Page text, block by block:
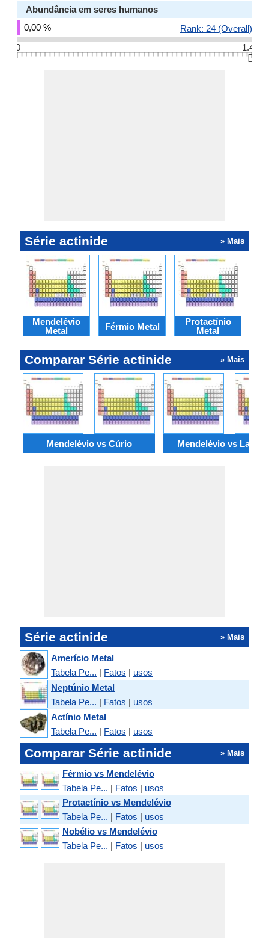
Abundância em seres humanos
0,00 %
Rank: 24 (Overall)
0
1.4
👆🏻
Série actinide » Mais
Mendelévio
Metal
Férmio Metal
Protactínio
Metal
Comparar Série actinide » Mais
Mendelévio vs Cúrio Mendelévio vs
Série actinide » Mais
Amerício Metal
Tabela Pe... | Fatos | usos
Neptúnio Metal
Tabela Pe... | Fatos | usos
Actínio Metal
Tabela Pe... | Fatos | usos
Comparar Série actinide » Mais
Férmio vs Mendelévio
Tabela Pe... | Fatos | usos
Protactínio vs Mendelévio
Tabela Pe... | Fatos | usos
Nobélio vs Mendelévio
Tabela Pe... | Fatos | usos